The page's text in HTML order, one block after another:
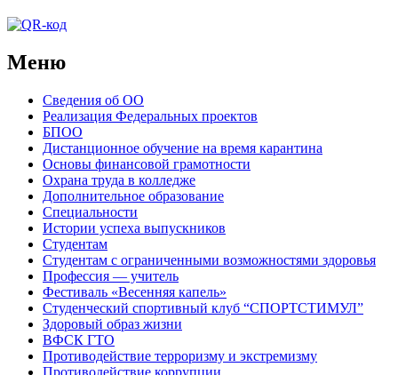
Меню
Сведения об ОО
Реализация Федеральных проектов
БПОО
Дистанционное обучение на время карантина
Основы финансовой грамотности
Охрана труда в колледже
Дополнительное образование
Специальности
Истории успеха выпускников
Студентам
Студентам с ограниченными возможностями здоровья
Профессия — учитель
Фестиваль «Весенняя капель»
Студенческий спортивный клуб “СПОРТСТИМУЛ”
Здоровый образ жизни
ВФСК ГТО
Противодействие терроризму и экстремизму